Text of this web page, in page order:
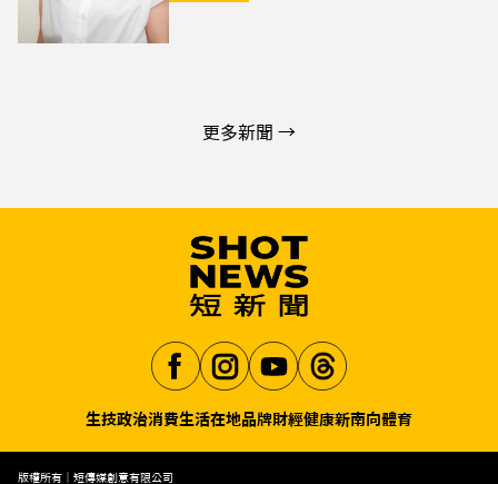
更多新聞 →
Aa
生技政治消費生活在地品牌財經健康新南向體育
版權所有｜短傳媒創意有限公司